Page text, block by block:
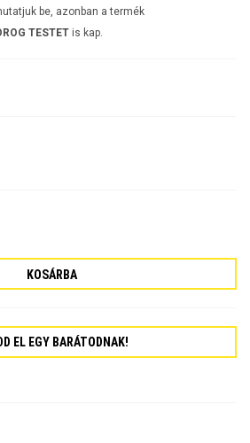
be, azonban a termék
TESTET is kap.
KOSÁRBA
EL EGY BARÁTODNAK!